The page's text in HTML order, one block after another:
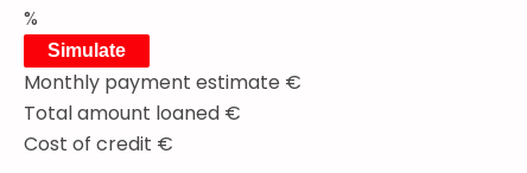
%
Simulate
Monthly payment estimate €
Total amount loaned €
Cost of credit €